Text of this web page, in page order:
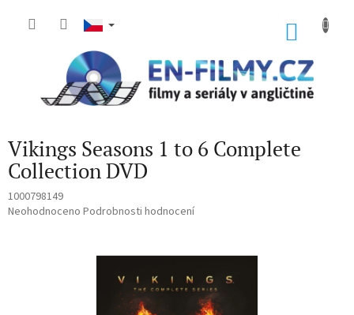
Vikings Seasons 1 to 6 Complete
Collection DVD
1000798149
Průměrné
Neohodnoceno Podrobnosti hodnocení